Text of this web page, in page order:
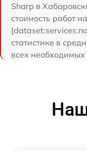
Sharp в
стоимость работ
статистике в
всех необходимых